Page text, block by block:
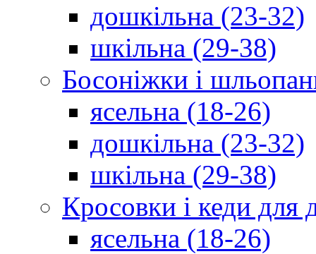
дошкільна (23-32)
шкільна (29-38)
Босоніжки і
ясельна (18-26)
дошкільна (23-32)
шкільна (29-38)
Кросовки і кеди для
ясельна (18-26)